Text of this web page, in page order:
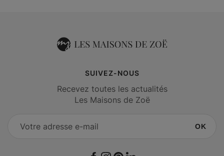
SUIVEZ-NOUS
Recevez toutes les actualités
Les Maisons de Zoë
OK